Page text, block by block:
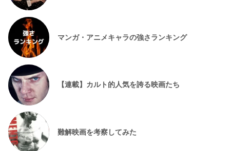
マンガ・アニメキャラの強さランキング
【連載】カルト的人気を誇る映画たち
難解映画を考察してみた